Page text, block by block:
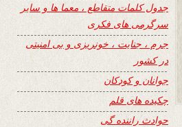
جدول کلمات متقاطع ، معما ها و سایر
سرگرمی های فکری
جرم ، جنایت ، خونریزی و بی امنیتی
در کشور
جوانان و کودکان
چکیده های قلم
حوادث راننده گی